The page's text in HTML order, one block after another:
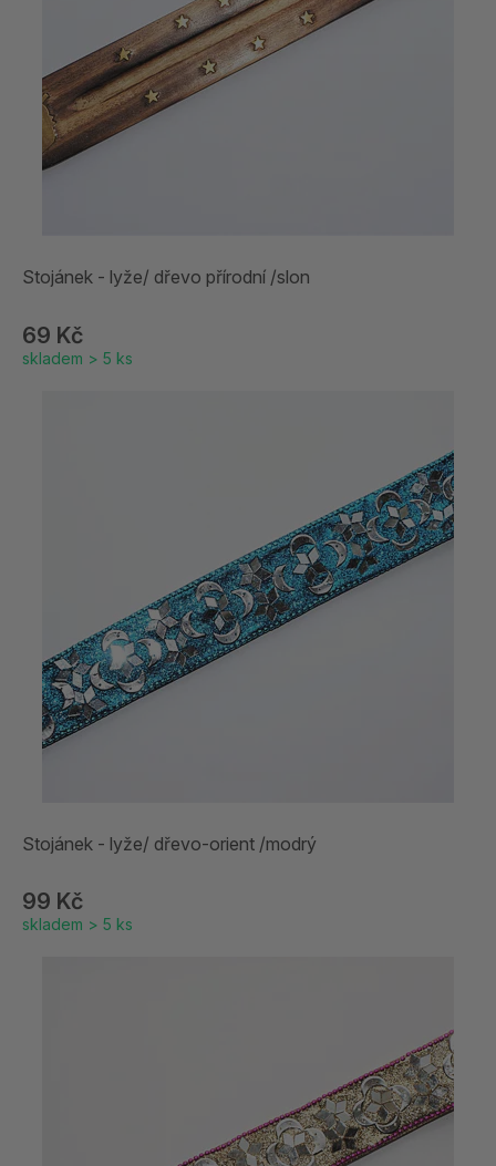
Stojánek - lyže/ dřevo přírodní /slon
69 Kč
skladem > 5 ks
Stojánek - lyže/ dřevo-orient /modrý
99 Kč
skladem > 5 ks